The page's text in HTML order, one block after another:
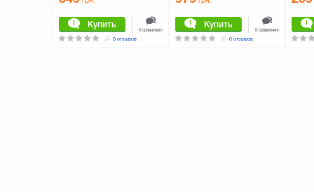
Купить
К сравнению
0 отзывов
Купить
К сравнению
0 отзывов